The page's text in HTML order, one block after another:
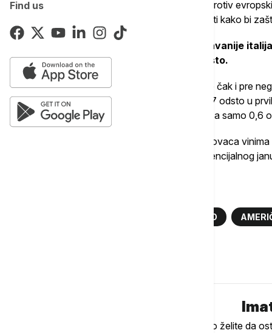
Find usTramp za sada nije uveo dodatne carine protiv
proseko preduzimaju mere predostrožnosti kako bi
Proseko je prošle godine bilo najprodavanije
Državama, sa udelom od skoro 40 odsto.
Prvi znaci zabrinutosti tržišta pojavili su se čak i pre
proseka u Sjedinjene Države porasle za 17 odsto u
potrošnju koja je u istom periodu porasla za samo 0,6
Predsednica američkog udruženja veletrgovaca
isporuke porasle prošle godine i zbog potencijalnog
VINO
Ukoliko želite da